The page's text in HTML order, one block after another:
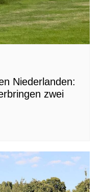
Niederlanden:
zwei